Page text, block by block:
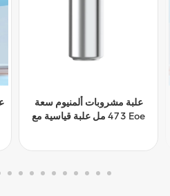
التخصيص المشروبات يمكن
الألومنيوم 473ML يمكن